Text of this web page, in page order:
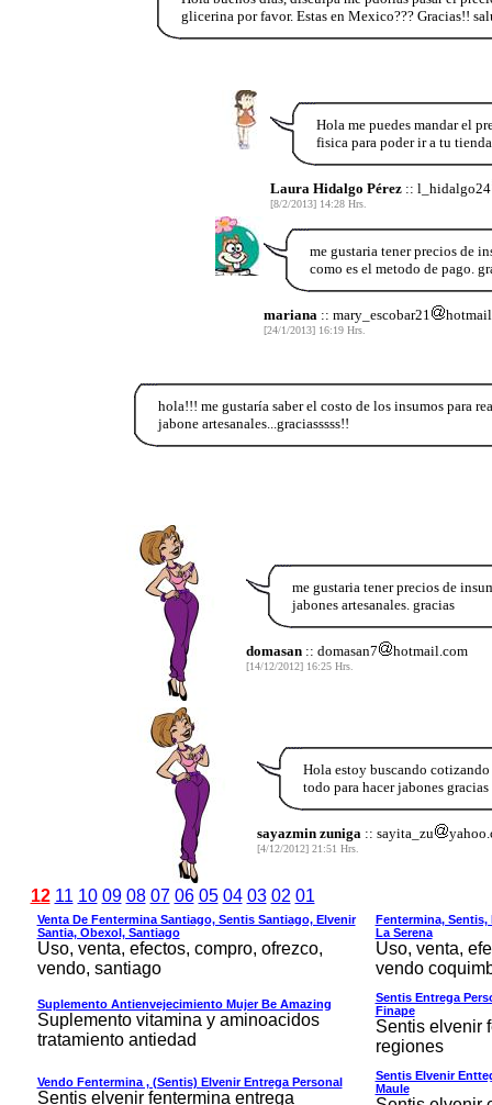
glicerina por favor. Estas en Mexico??? Gracias!!
Hola me puedes mandar el
fisica para poder ir a tu
Laura Hidalgo Pérez :: l_hidalgo24
[8/2/2013] 14:28 Hrs.
me gustaria tener precios de
como es el metodo de pago.
mariana :: mary_escobar21
[24/1/2013] 16:19 Hrs.
hola!!! me gustaría saber el costo de los insumos para
jabone artesanales...graciasssss!!
me gustaria tener precios de
jabones artesanales. gracias
domasan:: domasan7 hotmail.com
[14/12/2012] 16:25 Hrs.
Hola estoy buscando
todo para hacer jabones gracias
sayazmin zuniga :: sayita_zu
[4/12/2012] 21:51 Hrs.
12 11 10 09 08 07 06 05 04 03 02 01
Venta De Fentermina Santiago, Sentis Santiago, Elvenir
Santia, Obexol, Santiago
Uso, venta, efectos, compro, ofrezco,
vendo, santiago
Fentermina, Sentis,
La Serena
Uso, venta,
vendo
Suplemento Antienvejecimiento Mujer Be Amazing
Suplemento vitamina y aminoacidos
tratamiento antiedad
Sentis Entrega
Finape
Sentis elvenir
regiones
Vendo Fentermina , (sentis) Elvenir Entrega Personal
Sentis elvenir fentermina entrega
Sentis Elvenir
Maule